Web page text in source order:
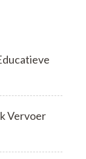
Vervoer